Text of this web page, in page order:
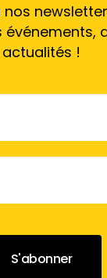
actualités !